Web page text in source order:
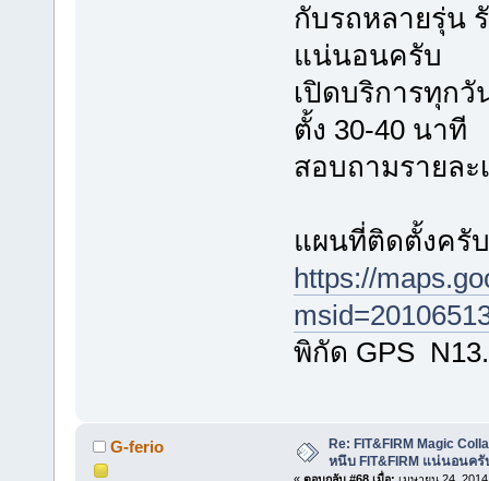
กับรถหลายรุ่น
แน่นอนครับ
เปิดบริการทุกวั
ตั้ง 30-40 นาที
สอบถามรายละ
แผนที่ติดตั้งครับ
https://
พิกัด GPS
G-ferio
Re: FIT&FIRM Magic
หนึบ FIT&FIRM แน่นอนครั